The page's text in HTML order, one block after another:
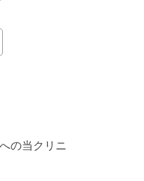
の当クリニ